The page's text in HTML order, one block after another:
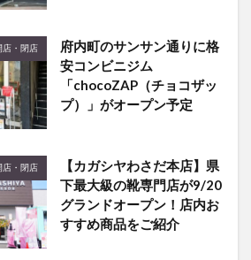
店・閉店
府内町のサンサン通りに格
安コンビニジム
「chocoZAP（チョコザッ
プ）」がオープン予定
店・閉店
【カガシヤわさだ本店】県
下最大級の靴専門店が9/20
グランドオープン！店内お
すすめ商品をご紹介